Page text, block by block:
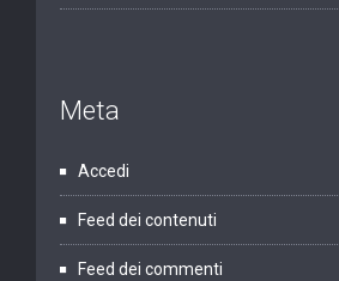
Meta
Accedi
Feed dei contenuti
Feed dei commenti